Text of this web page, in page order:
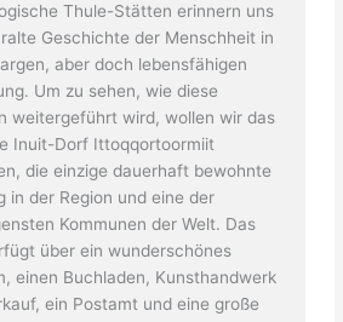
Thule-Stätten erinnern uns
Geschichte der Menschheit in
aber doch lebensfähigen
Um zu sehen, wie diese
weitergeführt wird, wollen wir das
Inuit-Dorf Ittoqqortoormiit
die einzige dauerhaft bewohnte
in der Region und eine der
Kommunen der Welt. Das
über ein wunderschönes
einen Buchladen, Kunsthandwerk
ein Postamt und eine große